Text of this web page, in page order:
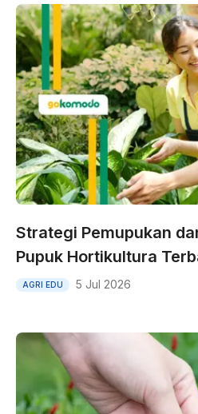
Strategi Pemupukan
Pupuk Hortikultura
AGRI EDU 5 Jul 2026